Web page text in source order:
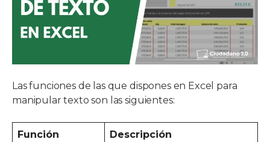
Las funciones de las que dispones en Excel para
manipular texto son las siguientes:
Función Descripción